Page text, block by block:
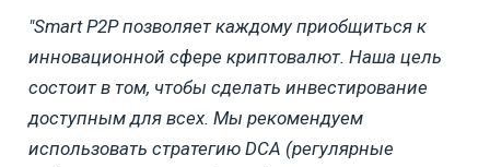
"Smart P2P позволяет каждому приобщиться к
инновационной сфере криптовалют. Наша цель
состоит в том, чтобы сделать инвестирование
доступным для всех. Мы рекомендуем
использовать стратегию DCA (регулярные